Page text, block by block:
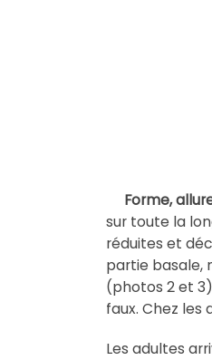
Forme,
sur toute la
réduites et
partie basale,
(photos 2 et
faux. Chez les
Les adultes